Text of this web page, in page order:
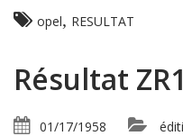
opel, RESULTAT
Résultat
01/17/1958